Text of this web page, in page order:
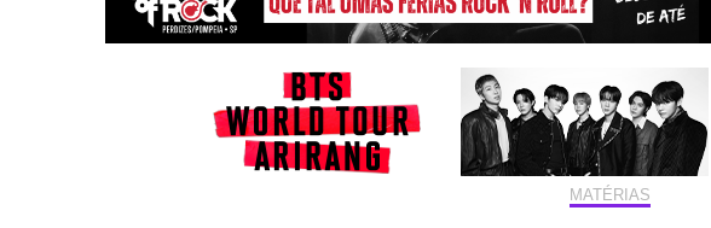
MATÉRIAS